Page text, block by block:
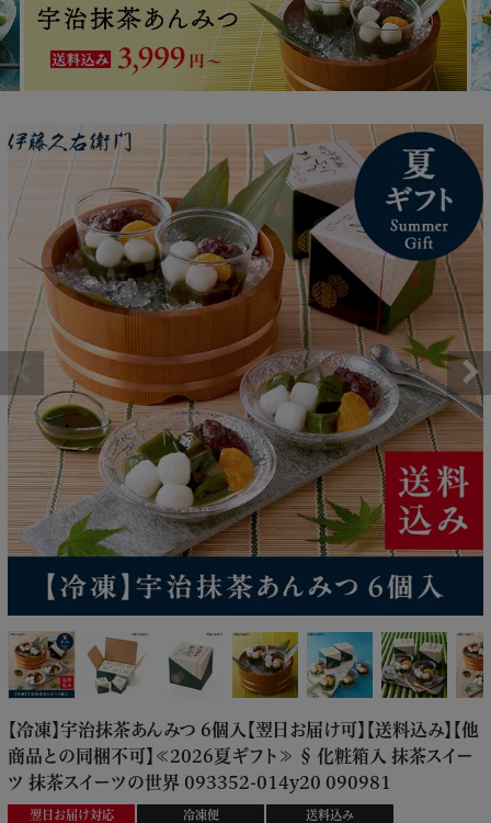
【冷凍】宇治抹茶あんみつ 6個入【翌日お届け可】【送料込み】【他
商品との同梱不可】≪2026夏ギフト≫ § 化粧箱入 抹茶スイー
ツ 抹茶スイーツの世界 093352-014y20 090981
翌日お届け対応 冷凍便
送料込み